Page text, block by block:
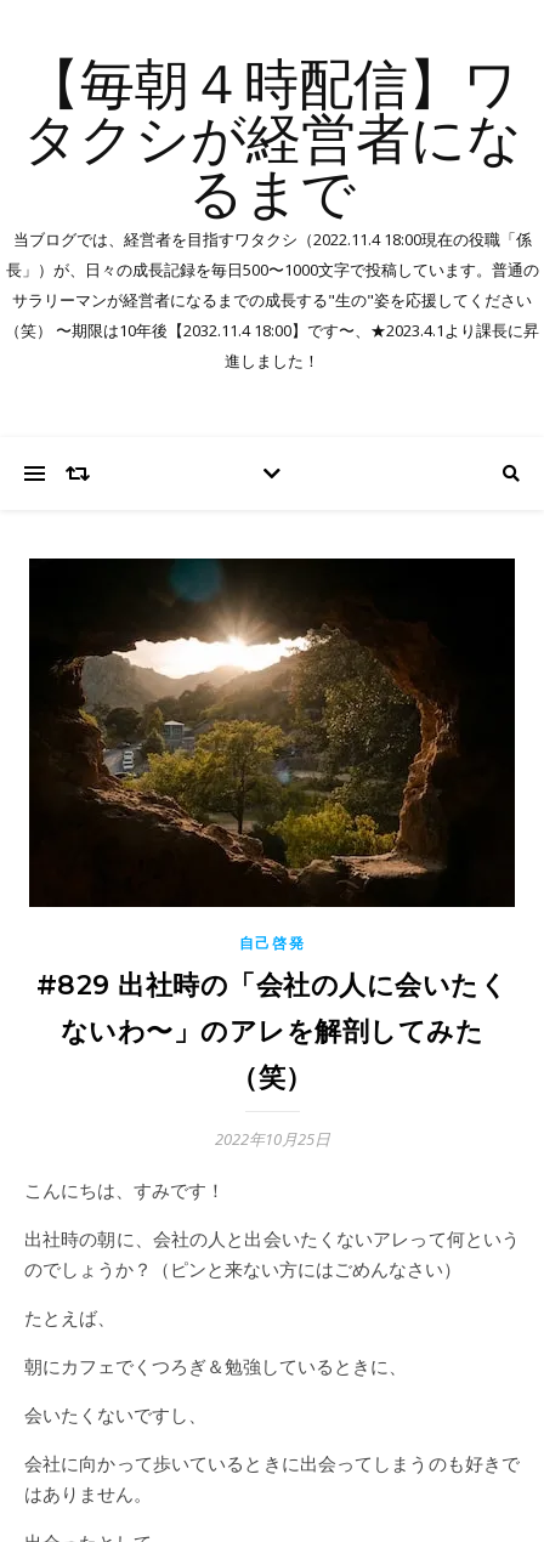
【毎朝４時配信】ワ
タクシが経営者にな
るまで
当ブログでは、経営者を目指すワタクシ（2022.11.4 18:00現在の役職「係
長」）が、日々の成長記録を毎日500〜1000文字で投稿しています。普通の
サラリーマンが経営者になるまでの成長する"生の"姿を応援してください
（笑） 〜期限は10年後【2032.11.4 18:00】です〜、★2023.4.1より課長に昇
進しました！
自己啓発
#829 出社時の「会社の人に会いたく
ないわ〜」のアレを解剖してみた
（笑）
2022年10月25日
こんにちは、すみです！
出社時の朝に、会社の人と出会いたくないアレって何という
のでしょうか？（ピンと来ない方にはごめんなさい）
たとえば、
朝にカフェでくつろぎ＆勉強しているときに、
会いたくないですし、
会社に向かって歩いているときに出会ってしまうのも好きで
はありません。